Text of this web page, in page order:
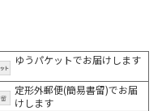
ゆうパケットでお届けします
定形外郵便(簡易書留)でお届
けします